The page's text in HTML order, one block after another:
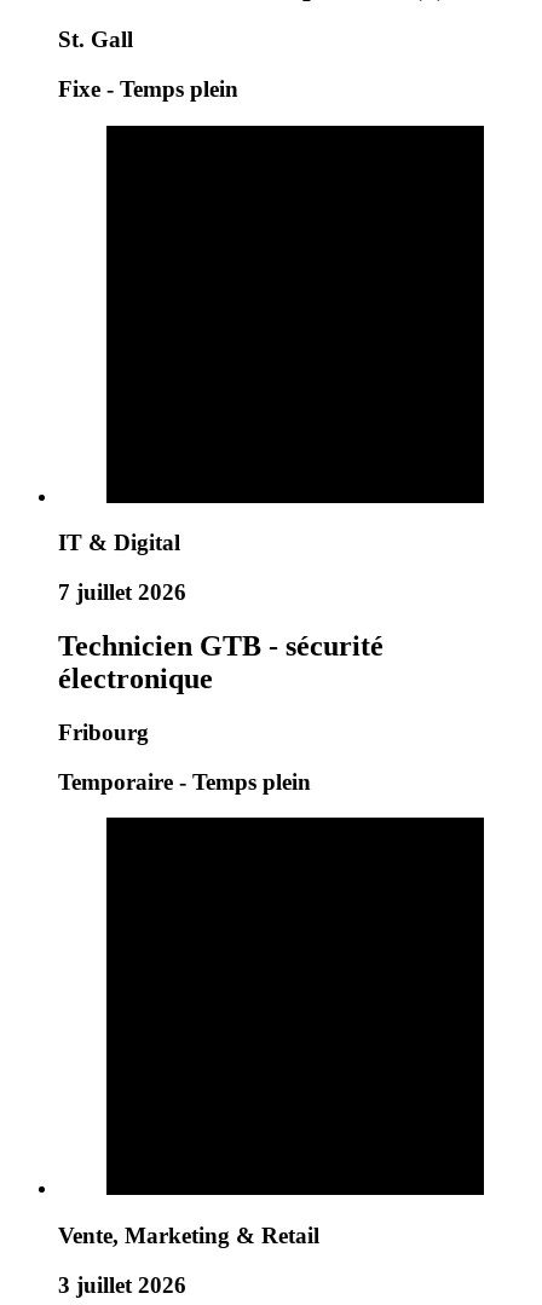
St. Gall
Fixe - Temps plein
IT & Digital
7 juillet 2026
Technicien GTB - sécurité
électronique
Fribourg
Temporaire - Temps plein
Vente, Marketing & Retail
3 juillet 2026